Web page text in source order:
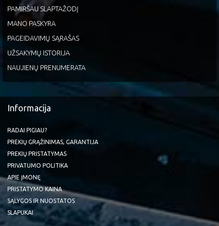
PAMIRŠAU SLAPTAŽODĮ
MANO PASKYRA
PAGEIDAVIMŲ SĄRAŠAS
UŽSAKYMŲ ISTORIJA
NAUJIENŲ PRENUMERATA
Informacija
RADAI PIGIAU?
PREKIŲ GRĄŽINIMAS, GARANTIJA
PREKIŲ PRISTATYMAS
PRIVATUMO POLITIKA
APIE ĮMONĘ
PRISTATYMO KAINA
SĄLYGOS IR NUOSTATOS
SLAPUKAI